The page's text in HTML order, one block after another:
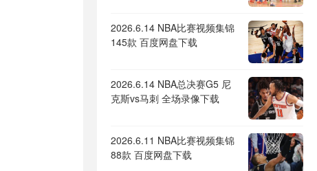
2026.6.14 NBA比赛视频集锦
145款 百度网盘下载
2026.6.14 NBA总决赛G5 尼
克斯vs马刺 全场录像下载
2026.6.11 NBA比赛视频集锦
88款 百度网盘下载